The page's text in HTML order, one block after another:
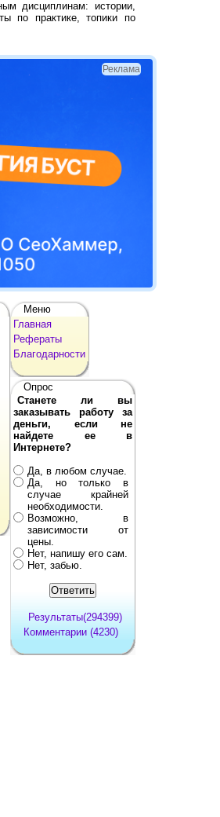
дисциплинам: истории,
по практике, топики по
Реклама
Меню
Главная
Рефераты
Благодарности
Опрос
Станете ли вы
заказывать работу за
деньги, если не
найдете ее в
Интернете?
Да, в любом случае.
Да, но только в
случае крайней
необходимости.
Возможно, в
зависимости от
цены.
Нет, напишу его сам.
Нет, забью.
Результаты(294399)
Комментарии (4230)